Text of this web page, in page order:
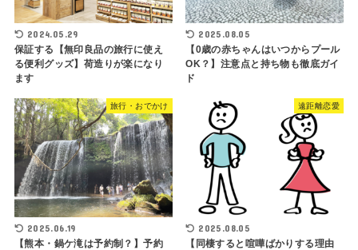
2024.05.29
保証する【無印良品の旅行に使え
る便利グッズ】荷造りが楽になり
ます
2025.08.05
【0歳の赤ちゃんはいつからプール
OK？】注意点と持ち物も徹底ガイ
ド
旅行・おでかけ
2025.06.19
【熊本・鍋ケ滝は予約制？】予約
遠距離恋愛
2025.08.05
【同棲すると喧嘩ばかりする理由